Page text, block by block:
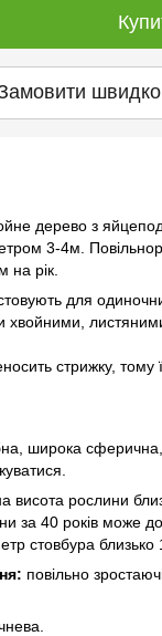
швидко
дерево з
3-4м.
на рік.
для
хвойними,
стрижку, тому
широка сферична,
висота рослини
за 40 років може
стовбура близько
повільно